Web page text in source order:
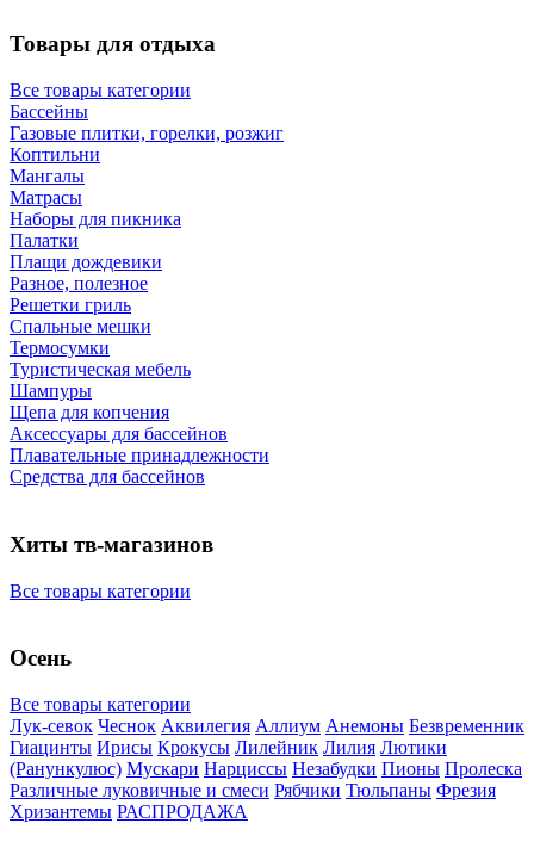
Товары для отдыха
Все товары категории
Бассейны
Газовые плитки, горелки, розжиг
Коптильни
Мангалы
Матрасы
Наборы для пикника
Палатки
Плащи дождевики
Разное, полезное
Решетки гриль
Спальные мешки
Термосумки
Туристическая мебель
Шампуры
Щепа для копчения
Аксессуары для бассейнов
Плавательные принадлежности
Средства для бассейнов
Хиты тв-магазинов
Все товары категории
Осень
Все товары категории
Лук-севок Чеснок Аквилегия Аллиум Анемоны Безвременник
Гиацинты Ирисы Крокусы Лилейник Лилия Лютики
(Ранункулюс) Мускари Нарцисcы Незабудки Пионы Пролеска
Различные луковичные и смеси Рябчики Тюльпаны Фрезия
Хризантемы РАСПРОДАЖА